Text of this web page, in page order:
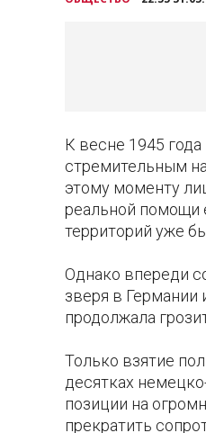
К весне 1945
стремительным
этому моменту
реальной помощи
территорий уже
Однако впереди
зверя в Германии
продолжала
Только взятие
десятках
позиции на
прекратить